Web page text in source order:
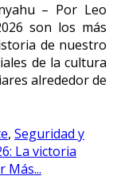
– Por Leo
son los más
de nuestro
de la cultura
alrededor de
, Seguridad y
La victoria
Más...